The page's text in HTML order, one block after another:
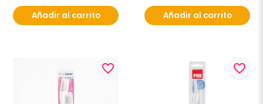
Añadir al carrito Añadir al carrito
favorite_border favorite_border